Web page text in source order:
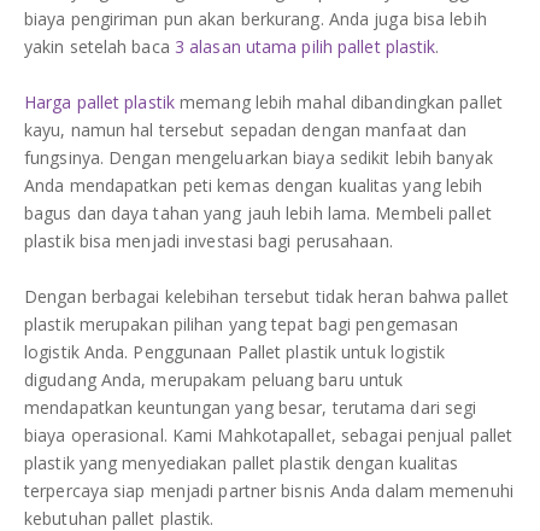
biaya pengiriman pun akan berkurang. Anda juga bisa lebih
yakin setelah baca 3 alasan utama pilih pallet plastik.
Harga pallet plastik memang lebih mahal dibandingkan pallet
kayu, namun hal tersebut sepadan dengan manfaat dan
fungsinya. Dengan mengeluarkan biaya sedikit lebih banyak
Anda mendapatkan peti kemas dengan kualitas yang lebih
bagus dan daya tahan yang jauh lebih lama. Membeli pallet
plastik bisa menjadi investasi bagi perusahaan.
Dengan berbagai kelebihan tersebut tidak heran bahwa pallet
plastik merupakan pilihan yang tepat bagi pengemasan
logistik Anda. Penggunaan Pallet plastik untuk logistik
digudang Anda, merupakam peluang baru untuk
mendapatkan keuntungan yang besar, terutama dari segi
biaya operasional. Kami Mahkotapallet, sebagai penjual pallet
plastik yang menyediakan pallet plastik dengan kualitas
terpercaya siap menjadi partner bisnis Anda dalam memenuhi
kebutuhan pallet plastik.